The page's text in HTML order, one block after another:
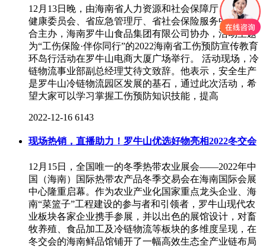
12月13日晚，由海南省人力资源和社会保障厅、省卫生
健康委员会、省应急管理厅、省社会保险服务中心会联
合主办，海南罗牛山食品集团有限公司协办，活动主题
为“工伤保险·伴你同行”的2022海南省工伤预防宣传教育
环岛行活动在罗牛山电商大厦广场举行。 活动现场，冷
链物流事业部副总经理艾待文致辞。他表示，安全生产
是罗牛山冷链物流园区发展的基石，通过此次活动，希
望大家可以学习掌握工伤预防知识技能，提高
2022-12-16 6143
现场热销，直播助力！罗牛山优选好物亮相2022冬交会
12月15日，全国唯一的冬季热带农业展会——2022年中
国（海南）国际热带农产品冬季交易会在海南国际会展
中心隆重启幕。作为农业产业化国家重点龙头企业、海
南“菜篮子”工程建设的参与者和引领者，罗牛山现代农
业板块各家企业携手参展，并以出色的展馆设计，对畜
牧养殖、食品加工及冷链物流等板块的多维度呈现，在
冬交会的海南鲜品馆铺开了一幅高效生态全产业链布局